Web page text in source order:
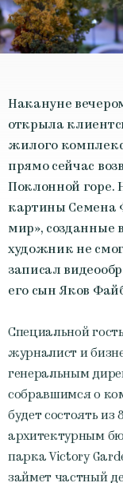
Накануне
открыла
жилого
прямо сейчас
Поклонной горе.
картины Семена
мир», созданные
художник не
записал
его сын Яков
Специальной
журналист и
генеральным
собравшимся о
будет состоять
архитектурным
парка Victory
займет частный